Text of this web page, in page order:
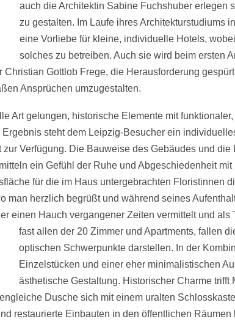
auch die Architektin Sabine Fuchshuber erlegen
zu gestalten. Im Laufe ihres Architekturstudiums
eine Vorliebe für kleine, individuelle Hotels,
solches zu betreiben. Auch sie wird beim ersten
Christian Gottlob Frege, die Herausforderung
Ansprüchen umzugestalten.
Art gelungen, historische Elemente mit
steht dem Leipzig-Besucher ein
zur Verfügung. Die Bauweise des Gebäudes und
ein Gefühl der Ruhe und Abgeschiedenheit
für die im Haus untergebrachten Floristinnen
man herzlich begrüßt und während seines
einen Hauch vergangener Zeiten vermittelt und
fast allen der 20 Zimmer und Apartments, fallen
optischen Schwerpunkte darstellen. In der
Einzelstücken und einer eher minimalistischen
ästhetische Gestaltung. Historischer Charme trifft
Dusche sich mit einem uralten
restaurierte Einbauten in den öffentlichen Räumen